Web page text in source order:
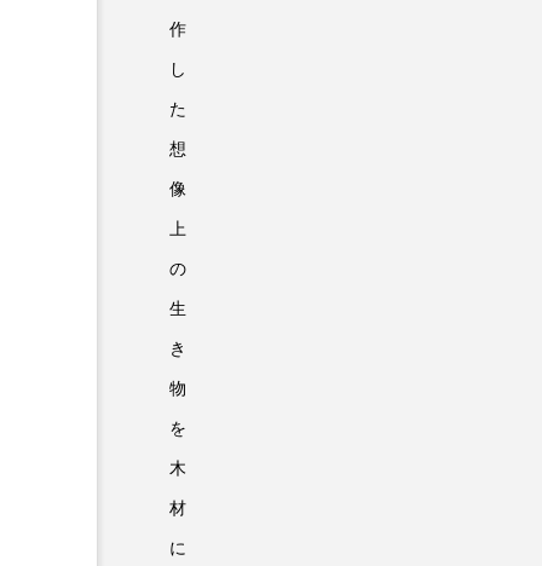
作
し
た
想
像
上
の
生
き
物
を
木
材
に